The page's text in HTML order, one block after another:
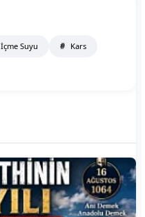
İçme Suyu Kars